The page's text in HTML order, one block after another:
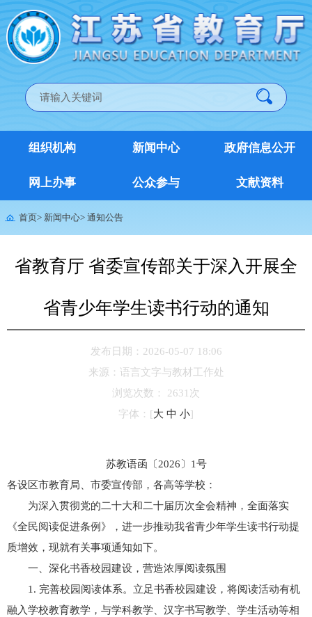
组织机构 新闻中心 政府信息公开
网上办事 公众参与 文献资料
首页> 新闻中心> 通知公告
省教育厅 省委宣传部关于深入开展全
省青少年学生读书行动的通知
发布日期：2026-05-07 18:06
来源： 语言文字与教材工作处
浏览次数：
2631 次
字体： [大 中 小]
苏教语函〔2026〕1号
各设区市教育局、市委宣传部，各高等学校：
为深入贯彻党的二十大和二十届历次全会精神，全面落实
《全民阅读促进条例》，进一步推动我省青少年学生读书行动提
质增效，现就有关事项通知如下。
一、深化书香校园建设，营造浓厚阅读氛围
1. 完善校园阅读体系。立足书香校园建设，将阅读活动有机
融入学校教育教学，与学科教学、汉字书写教学、学生活动等相